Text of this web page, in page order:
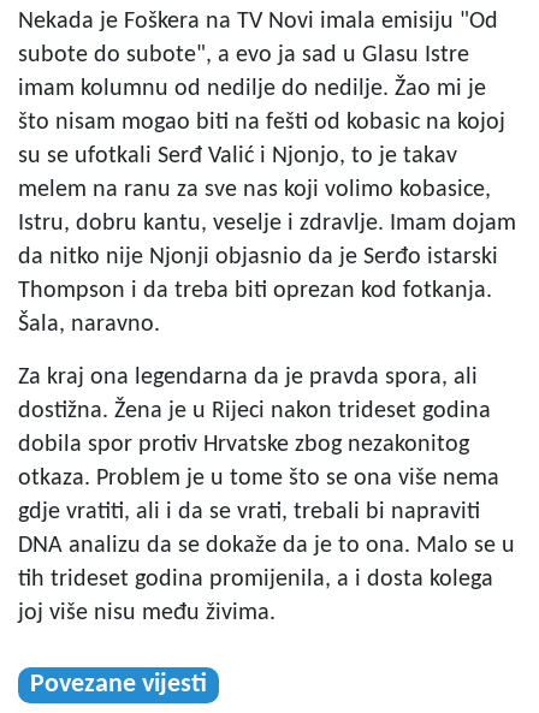
Nekada je Foškera na TV Novi imala emisiju "Od
subote do subote", a evo ja sad u Glasu Istre
imam kolumnu od nedilje do nedilje. Žao mi je
što nisam mogao biti na fešti od kobasic na kojoj
su se ufotkali Serđ Valić i Njonjo, to je takav
melem na ranu za sve nas koji volimo kobasice,
Istru, dobru kantu, veselje i zdravlje. Imam dojam
da nitko nije Njonji objasnio da je Serđo istarski
Thompson i da treba biti oprezan kod fotkanja.
Šala, naravno.
Za kraj ona legendarna da je pravda spora, ali
dostižna. Žena je u Rijeci nakon trideset godina
dobila spor protiv Hrvatske zbog nezakonitog
otkaza. Problem je u tome što se ona više nema
gdje vratiti, ali i da se vrati, trebali bi napraviti
DNA analizu da se dokaže da je to ona. Malo se u
tih trideset godina promijenila, a i dosta kolega
joj više nisu među živima.
Povezane vijesti